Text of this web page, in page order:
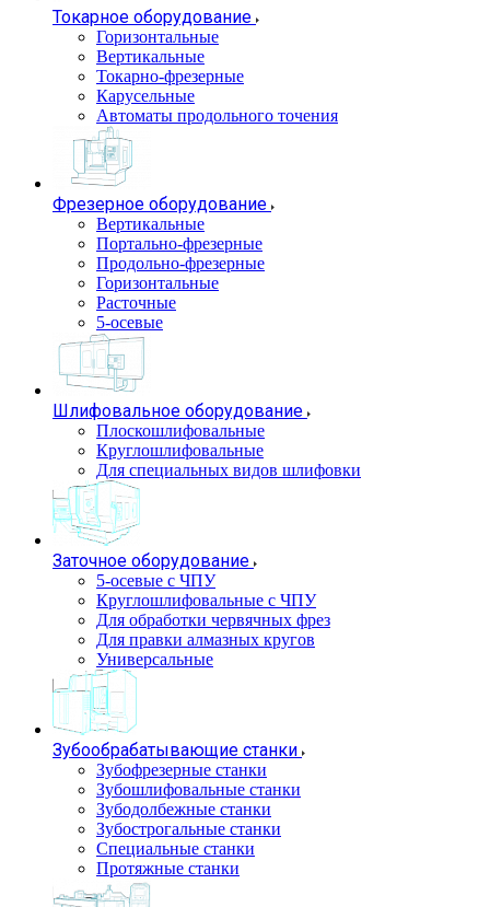
Токарное оборудование
Горизонтальные
Вертикальные
Токарно-фрезерные
Карусельные
Автоматы продольного точения
Фрезерное оборудование
Вертикальные
Портально-фрезерные
Продольно-фрезерные
Горизонтальные
Расточные
5-осевые
Шлифовальное оборудование
Плоскошлифовальные
Круглошлифовальные
Для специальных видов шлифовки
Заточное оборудование
5-осевые с ЧПУ
Круглошлифовальные с ЧПУ
Для обработки червячных фрез
Для правки алмазных кругов
Универсальные
Зубообрабатывающие станки
Зубофрезерные станки
Зубошлифовальные станки
Зубодолбежные станки
Зубострогальные станки
Специальные станки
Протяжные станки